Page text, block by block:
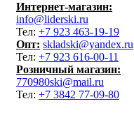
Интернет-магазин:
info@liderski.ru
Тел: +7 923 463-19-19
Опт: skladski@yandex.ru
Тел: +7 923 616-00-11
Розничный магазин:
770980ski@mail.ru
Тел: +7 3842 77-09-80